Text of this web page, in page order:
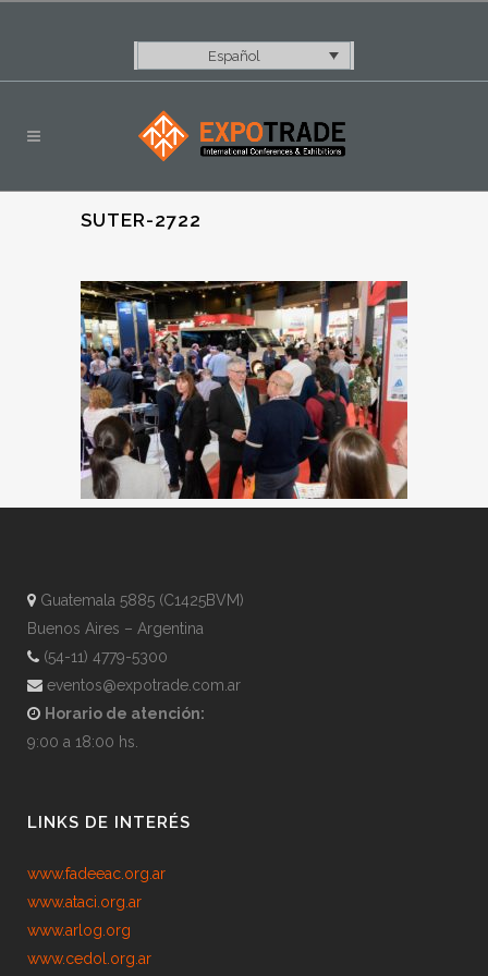
Español
SUTER-2722
Guatemala 5885 (C1425BVM)
Buenos Aires – Argentina
(54-11) 4779-5300
eventos@expotrade.com.ar
Horario de atención:
9:00 a 18:00 hs.
LINKS DE INTERÉS
www.fadeeac.org.ar
www.ataci.org.ar
www.arlog.org
www.cedol.org.ar